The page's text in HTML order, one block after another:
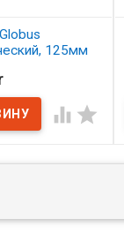
125мм
 